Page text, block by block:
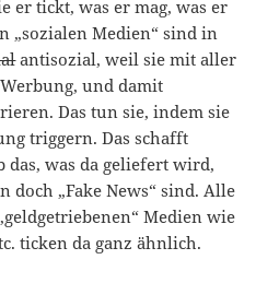
er tickt, was er mag, was er
„sozialen Medien“ sind in
antisozial, weil sie mit aller
und damit
Das tun sie, indem sie
triggern. Das schafft
das, was da geliefert wird,
doch „Fake News“ sind. Alle
Medien wie
ticken da ganz ähnlich.